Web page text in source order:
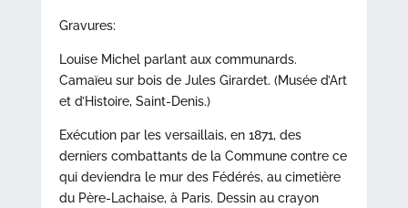
Gravures:
Louise Michel parlant aux communards.
Camaïeu sur bois de Jules Girardet. (Musée d’Art
et d’Histoire, Saint-Denis.)
Exécution par les versaillais, en 1871, des
derniers combattants de la Commune contre ce
qui deviendra le mur des Fédérés, au cimetière
du Père-Lachaise, à Paris. Dessin au crayon